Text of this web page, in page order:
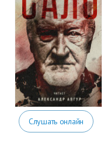
Слушать онлайн